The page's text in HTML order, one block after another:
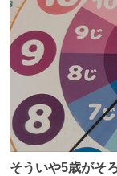
数
そういや5歳がそ